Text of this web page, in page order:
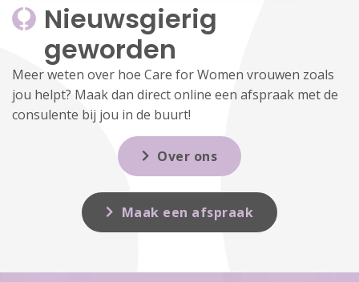
Nieuwsgierig
geworden
Meer weten over hoe Care for Women vrouwen zoals
jou helpt? Maak dan direct online een afspraak met de
consulente bij jou in de buurt!
Over ons
Maak een afspraak